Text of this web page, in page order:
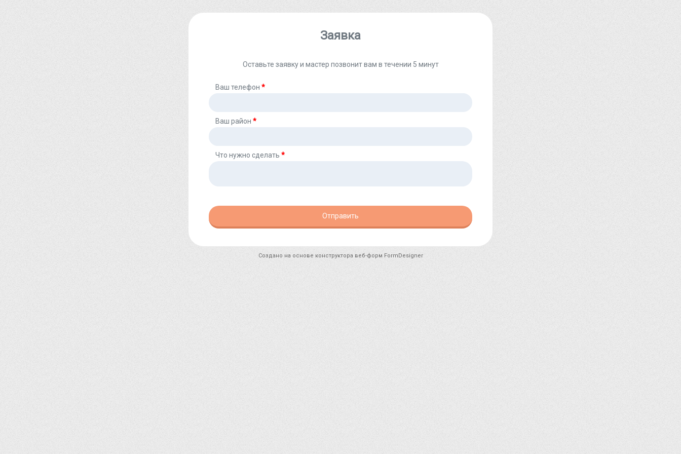
Заявка
Оставьте заявку и мастер позвонит вам в течении 5 минут
Ваш телефон *
Ваш район *
Что нужно сделать *
Отправить
Создано на основе конструктора веб-форм FormDesigner